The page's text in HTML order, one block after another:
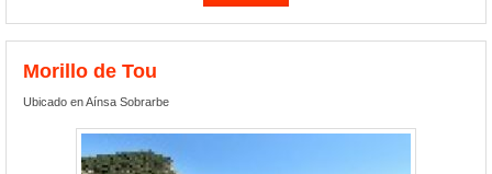
Morillo de Tou
Ubicado en Aínsa Sobrarbe